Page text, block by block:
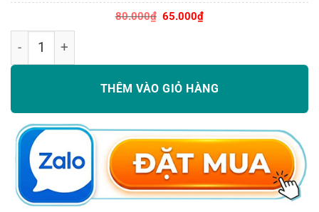
80.000₫ Giá
gốc
65.000₫Giá
Kem đánh răng 93 Hàn Quốc Median Dental IQ 93
THÊM VÀO GIỎ HÀNG